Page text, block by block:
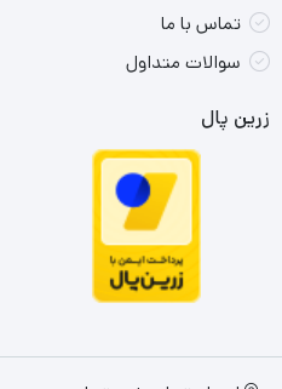
تماس با ما
سوالات متداول
زرین پال